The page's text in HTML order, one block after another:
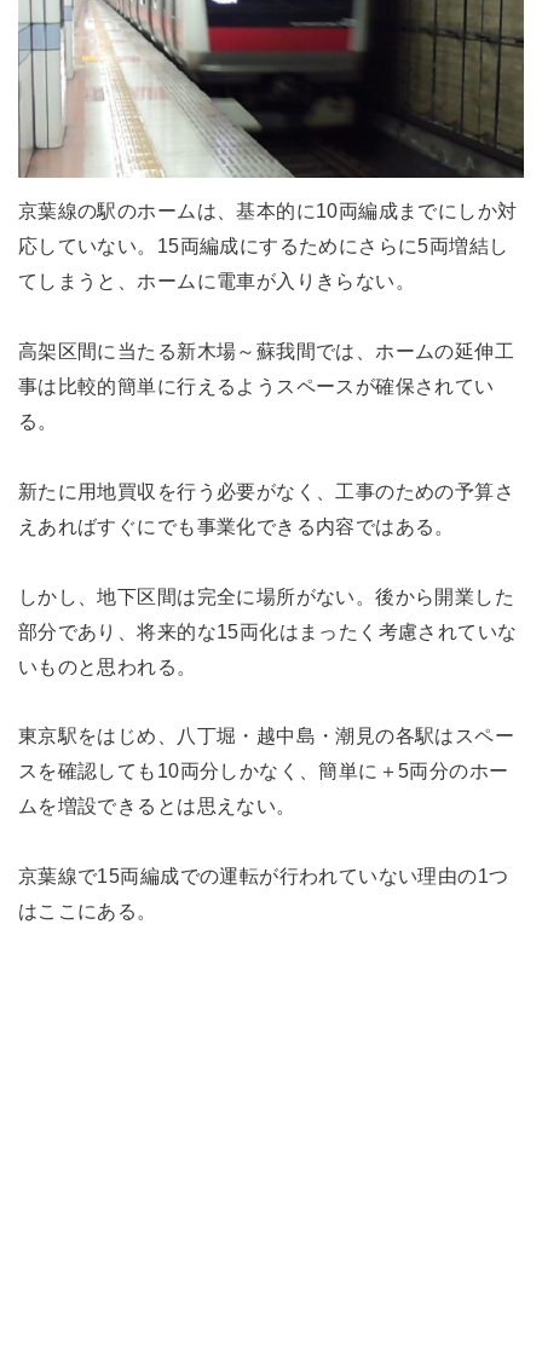
京葉線の駅のホームは、基本的に10両編成までにしか対
応していない。15両編成にするためにさらに5両増結し
てしまうと、ホームに電車が入りきらない。
高架区間に当たる新木場～蘇我間では、ホームの延伸工
事は比較的簡単に行えるようスペースが確保されてい
る。
新たに用地買収を行う必要がなく、工事のための予算さ
えあればすぐにでも事業化できる内容ではある。
しかし、地下区間は完全に場所がない。後から開業した
部分であり、将来的な15両化はまったく考慮されていな
いものと思われる。
東京駅をはじめ、八丁堀・越中島・潮見の各駅はスペー
スを確認しても10両分しかなく、簡単に＋5両分のホー
ムを増設できるとは思えない。
京葉線で15両編成での運転が行われていない理由の1つ
はここにある。